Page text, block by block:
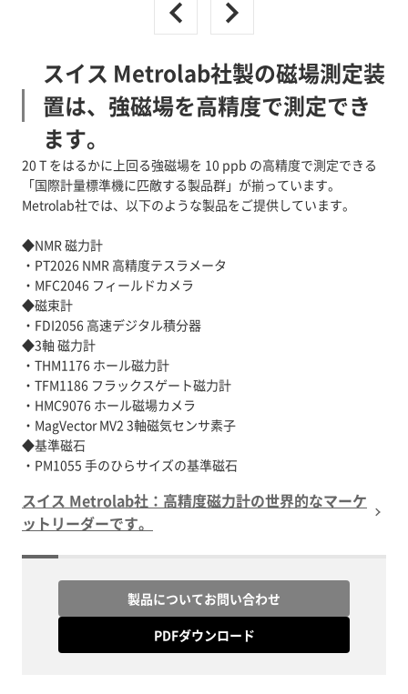
スイス Metrolab社製の磁場測定装
置は、強磁場を高精度で測定でき
ます。
20 T をはるかに上回る強磁場を 10 ppb の高精度で測定できる
「国際計量標準機に匹敵する製品群」が揃っています。
Metrolab社では、以下のような製品をご提供しています。
◆NMR 磁力計
・PT2026 NMR 高精度テスラメータ
・MFC2046 フィールドカメラ
◆磁束計
・FDI2056 高速デジタル積分器
◆3軸 磁力計
・THM1176 ホール磁力計
・TFM1186 フラックスゲート磁力計
・HMC9076 ホール磁場カメラ
・MagVector MV2 3軸磁気センサ素子
◆基準磁石
・PM1055 手のひらサイズの基準磁石
スイス Metrolab社：高精度磁力計の世界的なマーケ
ットリーダーです。
製品についてお問い合わせ
PDFダウンロード